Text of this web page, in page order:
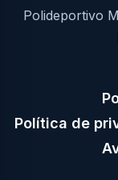
Polideportivo
Política de